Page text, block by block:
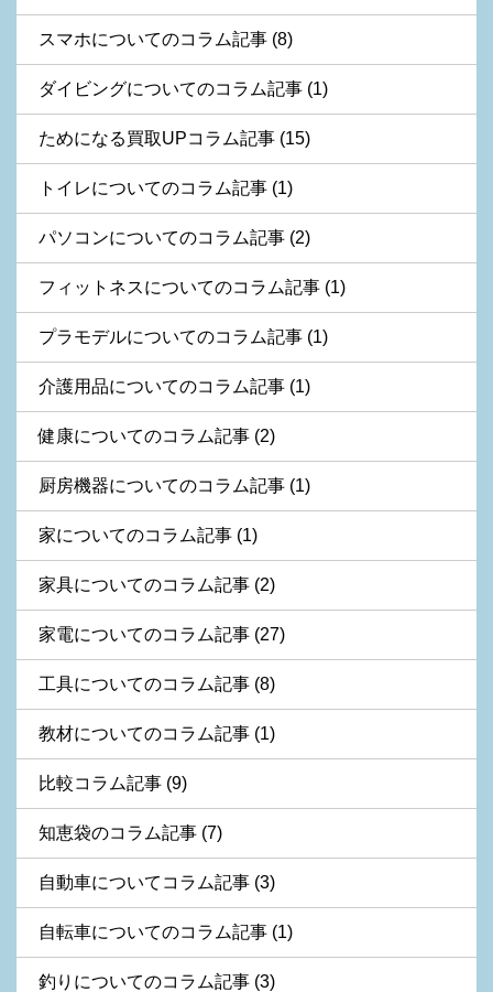
スマホについてのコラム記事 (8)
ダイビングについてのコラム記事 (1)
ためになる買取UPコラム記事 (15)
トイレについてのコラム記事 (1)
パソコンについてのコラム記事 (2)
フィットネスについてのコラム記事 (1)
プラモデルについてのコラム記事 (1)
介護用品についてのコラム記事 (1)
健康についてのコラム記事 (2)
厨房機器についてのコラム記事 (1)
家についてのコラム記事 (1)
家具についてのコラム記事 (2)
家電についてのコラム記事 (27)
工具についてのコラム記事 (8)
教材についてのコラム記事 (1)
比較コラム記事 (9)
知恵袋のコラム記事 (7)
自動車についてコラム記事 (3)
自転車についてのコラム記事 (1)
釣りについてのコラム記事 (3)